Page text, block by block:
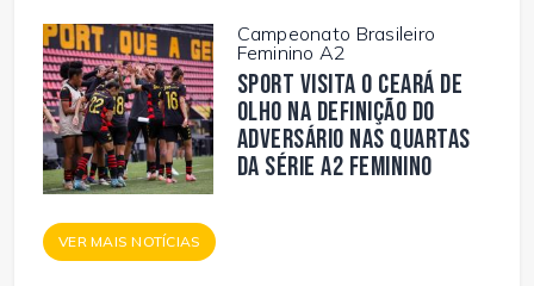
Campeonato Brasileiro
Feminino A2
Sport visita o Ceará de
olho na definição do
adversário nas quartas
da Série A2 Feminino
VER MAIS NOTÍCIAS